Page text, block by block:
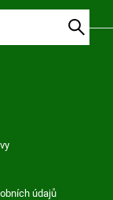
údajů